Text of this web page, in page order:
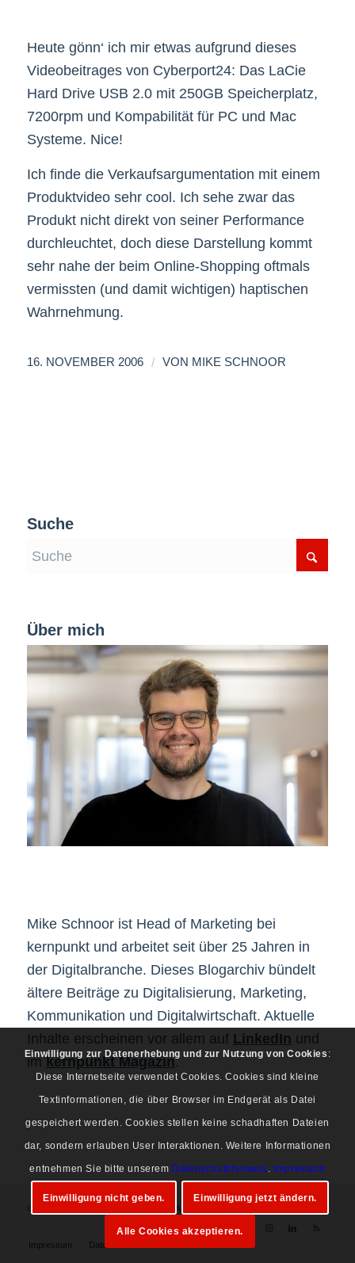
Heute gönn‘ ich mir etwas aufgrund dieses
Videobeitrages von Cyberport24: Das LaCie
Hard Drive USB 2.0 mit 250GB Speicherplatz,
7200rpm und Kompabilität für PC und Mac
Systeme. Nice!
Ich finde die Verkaufsargumentation mit einem
Produktvideo sehr cool. Ich sehe zwar das
Produkt nicht direkt von seiner Performance
durchleuchtet, doch diese Darstellung kommt
sehr nahe der beim Online-Shopping oftmals
vermissten (und damit wichtigen) haptischen
Wahrnehmung.
16. NOVEMBER 2006 / VON MIKE SCHNOOR
Suche
Über mich
Mike Schnoor ist Head of Marketing bei
kernpunkt und arbeitet seit über 25 Jahren in
der Digitalbranche. Dieses Blogarchiv bündelt
ältere Beiträge zu Digitalisierung, Marketing,
Kommunikation und Digitalwirtschaft. Aktuelle
Inhalte erscheinen vor allem auf LinkedIn und
imkernpunkt Magazin.
© Copyright 1997-2026 Mike Schnoor. Alle Rechte vorbehalten.
Impressum Datenschutz
Einwilligung zur Datenerhebung und zur Nutzung von Cookies :
Diese Internetseite verwendet Cookies. Cookies sind kleine
Textinformationen, die über Browser im Endgerät als Datei
gespeichert werden. Cookies stellen keine schadhaften Dateien
dar, sondern erlauben User Interaktionen. Weitere Informationen
entnehmen Sie bitte unserem Datenschutzhinweis. Impressum
Einwilligung nicht geben. Einwilligung jetzt ändern.
Alle Cookies akzeptieren.